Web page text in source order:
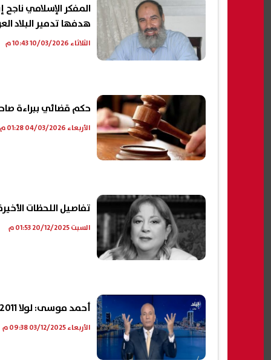
المفكر الإسلامي
هدفها تدمير البلاد
الثلاثاء 10/03/2026 10:43 م
حكم قضائي ببراءة
الأربعاء 04/03/2026 01:28 م
تفاصيل اللحظات
السبت 20/12/2025 01:53 م
أحمد موسى: لولا 2011 إثيوبيا مكانتش هتحط طوبة في سد النهضة| فيديو
الأربعاء 03/12/2025 09:38 م